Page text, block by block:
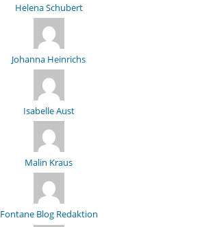
Helena Schubert
Johanna Heinrichs
Isabelle Aust
Malin Kraus
Fontane Blog Redaktion